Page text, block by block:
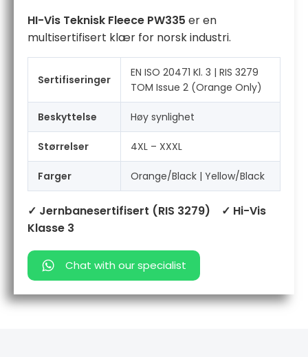
HI-Vis Teknisk Fleece PW335 er en
multisertifisert klær for norsk industri.
Sertifiseringer
EN ISO 20471 Kl. 3 | RIS 3279
TOM Issue 2 (Orange Only)
Beskyttelse Høy synlighet
Størrelser 4XL – XXXL
Farger Orange/Black | Yellow/Black
✓ Jernbanesertifisert (RIS 3279)
✓ Hi-Vis
Klasse 3
Chat with our specialist